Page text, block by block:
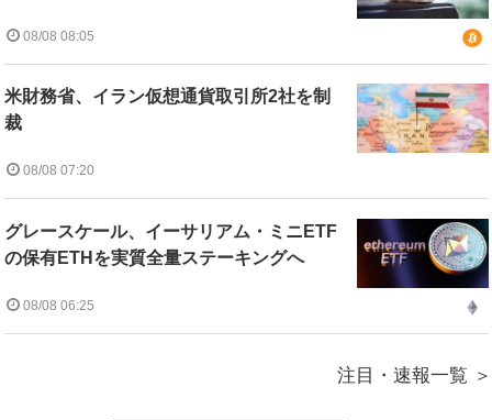
08/08 08:05
米財務省、イラン仮想通貨取引所2社を制
裁
08/08 07:20
グレースケール、イーサリアム・ミニETF
の保有ETHを実質全量ステーキングへ
08/08 06:25
注目・速報一覧